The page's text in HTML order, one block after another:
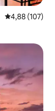
4,88 de uma
4,88 (107)